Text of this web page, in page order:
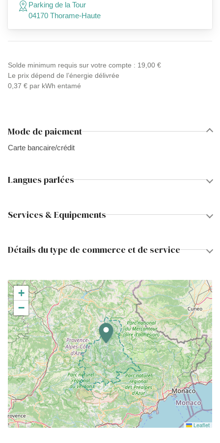
Solde minimum requis sur votre compte : 19,00 €
Le prix dépend de l’énergie délivrée
0,37 € par kWh entamé
Mode de paiement
Carte bancaire/crédit
Langues parlées
Services & Equipements
Détails du type de commerce et de service
+
−
Leaflet
Parking de la Tour
04170 Thorame-Haute